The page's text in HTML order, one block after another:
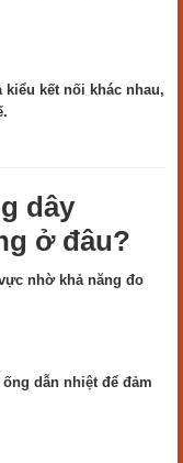
kết nối khác nhau,
dây
ở đâu?
nhờ khả năng đo
dẫn nhiệt để đảm